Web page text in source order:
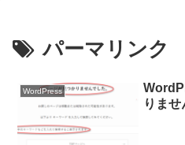
パーマリンク
WordPress
りま